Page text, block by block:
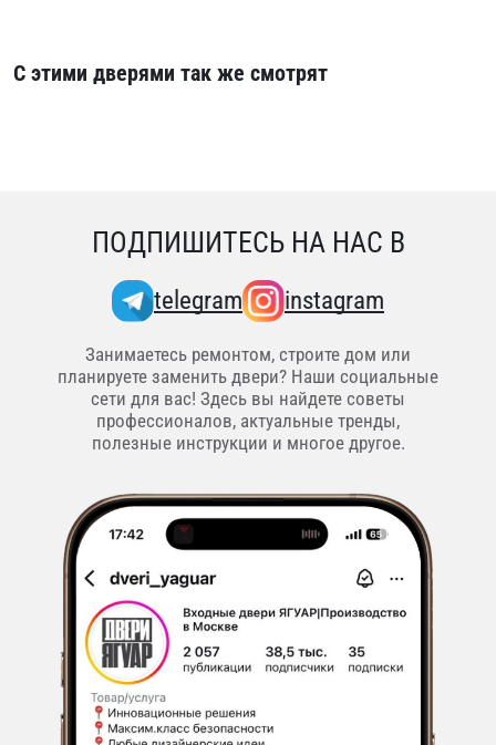
С этими дверями так же смотрят
ПОДПИШИТЕСЬ НА НАС В
telegram instagram
Занимаетесь ремонтом, строите дом или
планируете заменить двери? Наши социальные
сети для вас! Здесь вы найдете советы
профессионалов, актуальные тренды,
полезные инструкции и многое другое.